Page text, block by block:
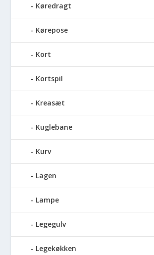
Køredragt
Kørepose
Kort
Kortspil
Kreasæt
Kuglebane
Kurv
Lagen
Lampe
Legegulv
Legekøkken